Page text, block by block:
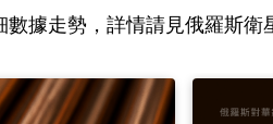
據走勢，詳情請見俄羅斯衛